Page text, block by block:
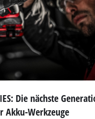
Die nächste
Akku-Werkzeuge